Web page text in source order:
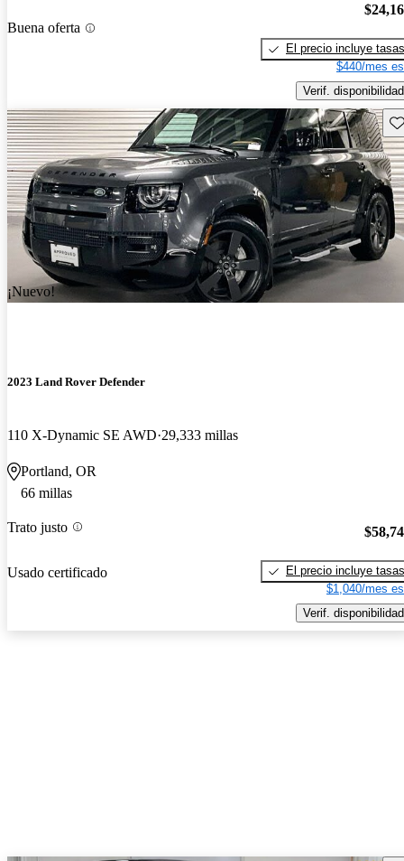
Buena oferta
El precio incluye tasas
$440/mes
Verif. disponibilidad
¡Nuevo!
2023 Land Rover Defender
110 X-Dynamic SE AWD 29,333 millas
Portland, OR
66 millas
Trato justo
Usado certificado
El precio incluye tasas
$1,040/mes
Verif. disponibilidad